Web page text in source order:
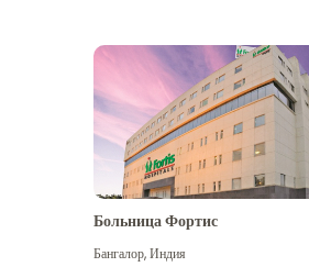
Больница Фортис
Бангалор,Индия